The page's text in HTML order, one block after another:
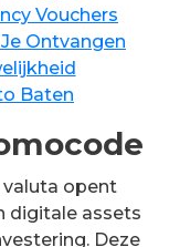
Vouchers
Ontvangen
Baten
valuta opent
digitale assets
Deze